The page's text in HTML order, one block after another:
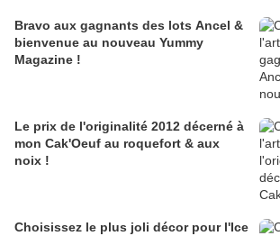
Bravo aux gagnants des lots Ancel &
bienvenue au nouveau Yummy
Magazine !
Le prix de l'originalité 2012 décerné à
mon Cak'Oeuf au roquefort & aux
noix !
Choisissez le plus joli décor pour l'Ice